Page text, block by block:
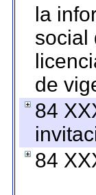
la
social
de
84
84